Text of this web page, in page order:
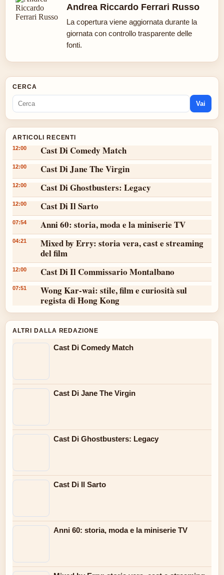
Andrea Riccardo Ferrari Russo
La copertura viene aggiornata durante la
giornata con controllo trasparente delle
fonti.
CERCA
Vai
ARTICOLI RECENTI
12:00 Cast Di Comedy Match
12:00 Cast Di Jane The Virgin
12:00 Cast Di Ghostbusters: Legacy
12:00 Cast Di Il Sarto
07:54 Anni 60: storia, moda e la miniserie TV
04:21
Mixed by Erry: storia vera, cast e streaming
del film
12:00 Cast Di Il Commissario Montalbano
07:51
Wong Kar-wai: stile, film e curiosità sul
regista di Hong Kong
ALTRI DALLA REDAZIONE
Cast Di Comedy Match
Cast Di Jane The Virgin
Cast Di Ghostbusters: Legacy
Cast Di Il Sarto
Anni 60: storia, moda e la miniserie TV